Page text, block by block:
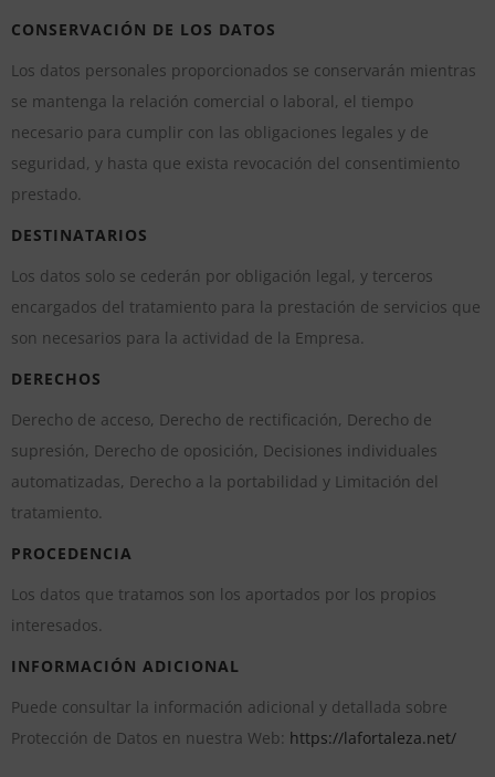
CONSERVACIÓN DE LOS DATOS
Los datos personales proporcionados se conservarán mientras
se mantenga la relación comercial o laboral, el tiempo
necesario para cumplir con las obligaciones legales y de
seguridad, y hasta que exista revocación del consentimiento
prestado.
DESTINATARIOS
Los datos solo se cederán por obligación legal, y terceros
encargados del tratamiento para la prestación de servicios que
son necesarios para la actividad de la Empresa.
DERECHOS
Derecho de acceso, Derecho de rectificación, Derecho de
supresión, Derecho de oposición, Decisiones individuales
automatizadas, Derecho a la portabilidad y Limitación del
tratamiento.
PROCEDENCIA
Los datos que tratamos son los aportados por los propios
interesados.
INFORMACIÓN ADICIONAL
Puede consultar la información adicional y detallada sobre
Protección de Datos en nuestra Web: https://lafortaleza.net/